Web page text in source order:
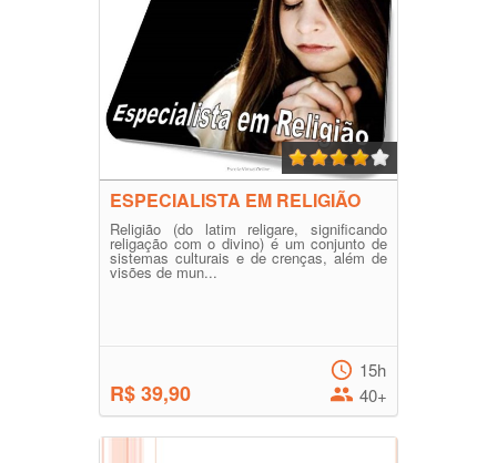
ESPECIALISTA EM RELIGIÃO
Religião (do latim religare, significando
religação com o divino) é um conjunto de
sistemas culturais e de crenças, além de
visões de mun...
R$ 39,90
15h
40+